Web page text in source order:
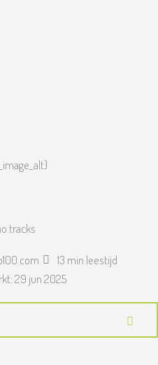
tracks
13 min leestijd
29 jun 2025